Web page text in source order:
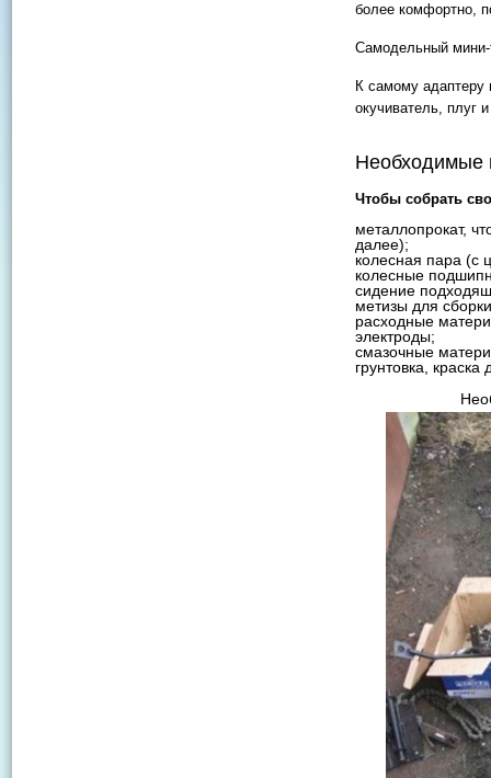
более комфортно,
Самодельный мини-
К самому адаптеру
окучиватель, плуг
Необходимые
Чтобы собрать
металлопрокат,
далее);
колесная пара (с
колесные
сидение
метизы для
расходные
электроды;
смазочные
грунтовка,